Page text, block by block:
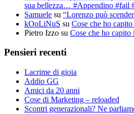
sua bellezza… #Appendino #fail
Samuele su “Lorenzo può
kOoLiNuS su Cose che ho
Pietro Izzo su Cose che ho
Pensieri recenti
Lacrime di gioia
Addio GG
Amici da 20 anni
Cose di Marketing – reloaded
Scontri generazionali? Ne